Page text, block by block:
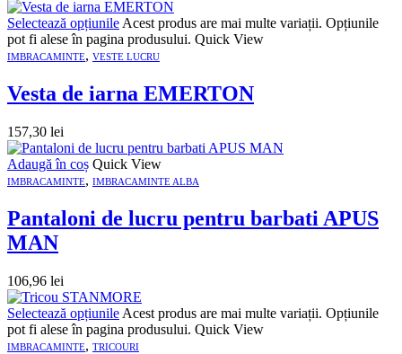
Selectează opțiunile Acest produs are mai multe variații. Opțiunile
pot fi alese în pagina produsului. Quick View
IMBRACAMINTE, VESTE LUCRU
Vesta de iarna EMERTON
157,30 lei
Adaugă în coș Quick View
IMBRACAMINTE, IMBRACAMINTE ALBA
Pantaloni de lucru pentru barbati APUS
MAN
106,96 lei
Selectează opțiunile Acest produs are mai multe variații. Opțiunile
pot fi alese în pagina produsului. Quick View
IMBRACAMINTE, TRICOURI